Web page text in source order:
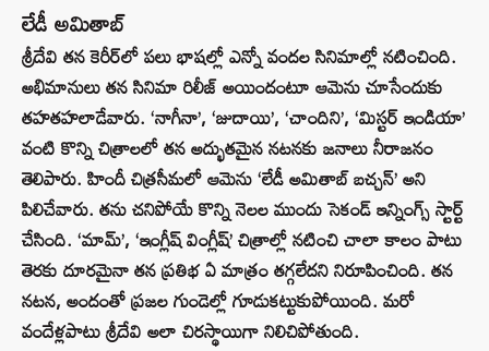
లేడీ అమితాబ్
శ్రీదేవి తన కెరీర్‌లో పలు భాషల్లో ఎన్నో వందల సినిమాల్లో నటించింది.
అభిమానులు తన సినిమా రిలీజ్ అయిందంటూ ఆమెను చూసేందుకు
తహతహలాడేవారు. ‘నాగీనా’, ‘జుదాయి’, ‘చాందిని’, ‘మిస్టర్ ఇండియా’
వంటి కొన్ని చిత్రాలలో తన అద్భుతమైన నటనకు జనాలు నీరాజనం
తెలిపారు. హిందీ చిత్రసీమలో ఆమెను ‘లేడీ అమితాబ్ బచ్చన్’ అని
పిలిచేవారు. తను చనిపోయే కొన్ని నెలల ముందు సెకండ్ ఇన్నింగ్స్ స్టార్ట్
చేసింది. ‘మామ్‌’, ‘ఇంగ్లీష్‌ వింగ్లీష్‌’ చిత్రాల్లో నటించి చాలా కాలం పాటు
తెరకు దూరమైనా తన ప్రతిభ ఏ మాత్రం తగ్గలేదని నిరూపించింది. తన
నటన, అందంతో ప్రజల గుండెల్లో గూడుకట్టుకుపోయింది. మరో
వందేళ్లపాటు శ్రీదేవి అలా చిరస్థాయిగా నిలిచిపోతుంది.